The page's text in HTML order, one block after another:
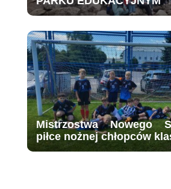
Mistrzostwa Nowego
piłce nożnej chłopców